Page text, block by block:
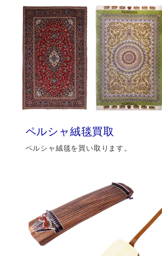
ペルシャ絨毯買取
ペルシャ絨毯を買い取ります。